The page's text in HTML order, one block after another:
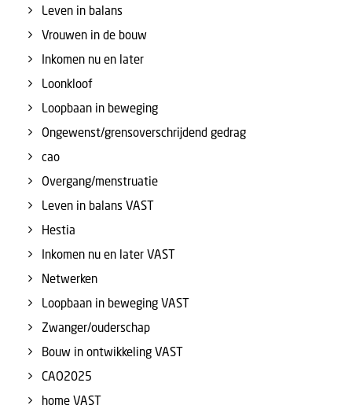
Leven in balans
Vrouwen in de bouw
Inkomen nu en later
Loonkloof
Loopbaan in beweging
Ongewenst/grensoverschrijdend gedrag
cao
Overgang/menstruatie
Leven in balans VAST
Hestia
Inkomen nu en later VAST
Netwerken
Loopbaan in beweging VAST
Zwanger/ouderschap
Bouw in ontwikkeling VAST
CAO2025
home VAST